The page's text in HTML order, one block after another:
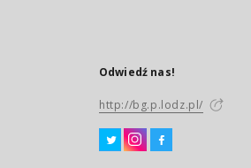
Odwiedź nas!
http://bg.p.lodz.pl/